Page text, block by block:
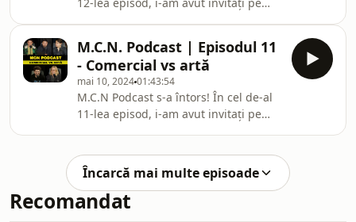
vedem câte lucruri interesante în
domenii diferite au loc în același timp
și
începută în episodul 7, despre rolul și
impactul televiziunii în viața
oamenilor, despre influența online-
ului asupra meseriei de prezentator
TV și despre cum poți crea astăzi
conținut relevant indiferent de
canalul prin care ajunge la spectatori.
Am vorbit
M.C.N. Podcast | Episodul 11
- Comercial vs artă
mai 10, 202401:43:54
M.C.N Podcast s-a întors! În cel de-al
11-lea episod, i-am avut invitați pe
diferențele dintre filmul comercial și
cel de artă, despre așteptările
publicului în momentul în care vine în
cinema și despre cum îl convingi să
Încarcă mai multe episoade
Recomandat